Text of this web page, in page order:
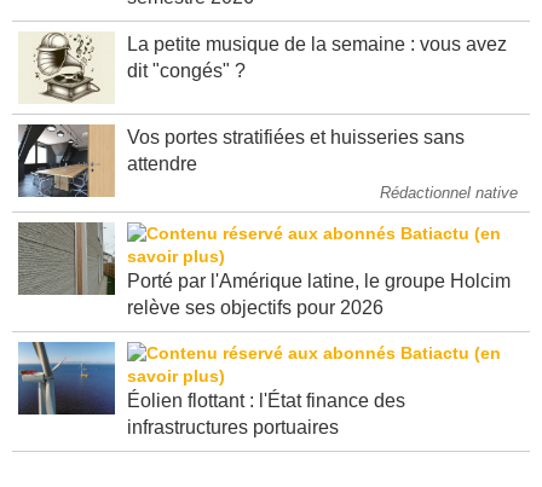
La petite musique de la semaine : vous avez
Vos portes stratifiées et huisseries sans
Rédactionnel native
Porté par l'Amérique latine, le groupe Holcim
Éolien flottant : l'État finance des